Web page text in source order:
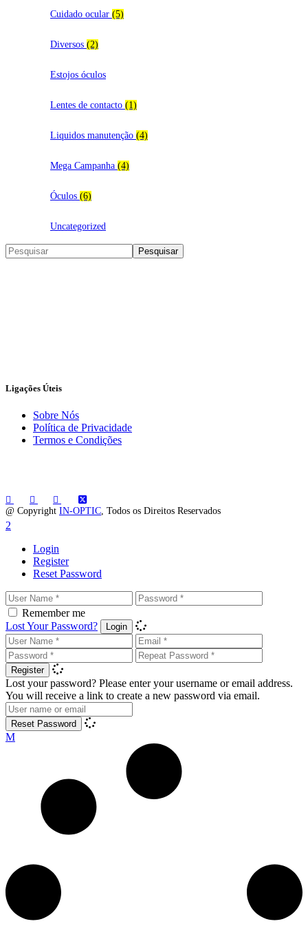
Cuidado ocular (5)
Diversos (2)
Estojos óculos
Lentes de contacto (1)
Liquidos manutenção (4)
Mega Campanha (4)
Óculos (6)
Uncategorized
Search Pesquisar
Ligações Úteis
Sobre Nós
Política de Privacidade
Termos e Condições
@ Copyright IN-OPTIC, Todos os Direitos Reservados
Login
Register
Reset Password
Remember me
Lost Your Password?
Login
Register
Lost your password? Please enter your username or email address.
You will receive a link to create a new password via email.
Reset Password